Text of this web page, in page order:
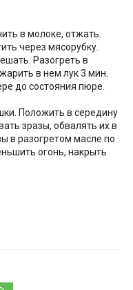
в молоке, отжать.
через мясорубку.
Разогреть в
в нем лук 3 мин.
до состояния пюре.
Положить в середину
зразы, обвалять их в
в разогретом масле по
огонь, накрыть